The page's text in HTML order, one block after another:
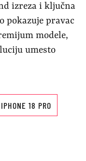
izreza i ključna
pokazuje pravac
modele,
umesto
IPHONE 18 PRO